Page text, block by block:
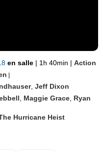
en salle | 1h 40min | Action
|
,Jeff Dixon
Maggie Grace Ryan
Hurricane Heist